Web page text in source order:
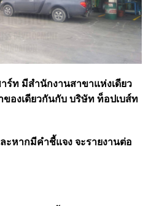
ร์ท มีสำนักงานสาขาแห่งเดียว
ของเดียวกันกับ บริษัท ท็อปเบส์ท
ะหากมีคำชี้แจง จะรายงานต่อ